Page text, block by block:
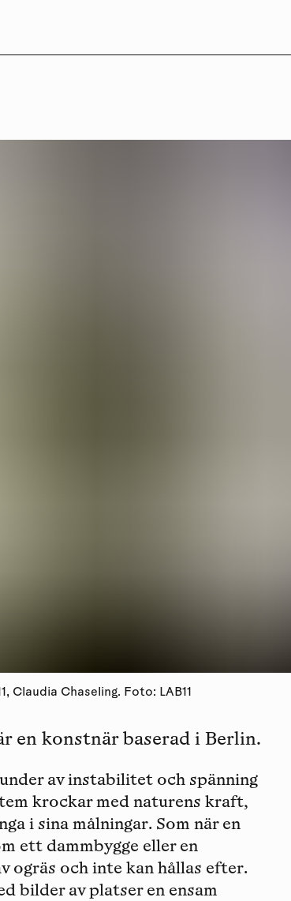
Claudia Chaseling. Foto: LAB11
en konstnär baserad i Berlin.
av instabilitet och spänning
krockar med naturens kraft,
i sina målningar. Som när en
ett dammbygge eller en
ogräs och inte kan hållas efter.
bilder av platser en ensam